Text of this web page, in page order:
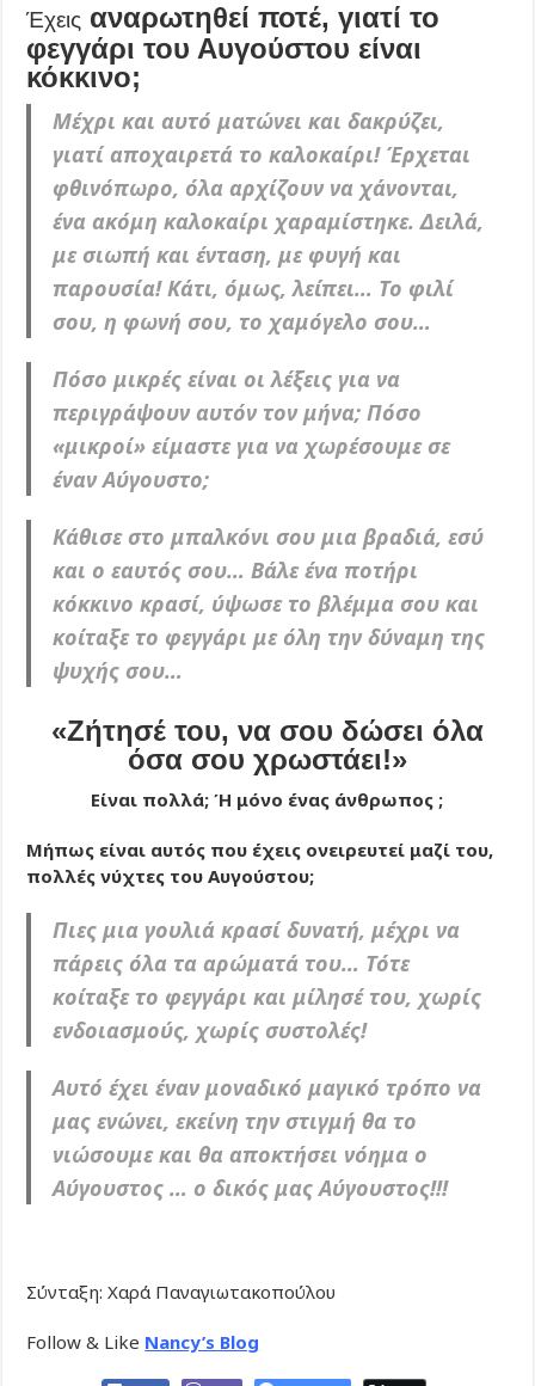
Έχεις αναρωτηθεί ποτέ, γιατί το
φεγγάρι του Αυγούστου είναι
κόκκινο;
Μέχρι και αυτό ματώνει και δακρύζει,
γιατί αποχαιρετά το καλοκαίρι! Έρχεται
φθινόπωρο, όλα αρχίζουν να χάνονται,
ένα ακόμη καλοκαίρι χαραμίστηκε. Δειλά,
με σιωπή και ένταση, με φυγή και
παρουσία! Κάτι, όμως, λείπει… Το φιλί
σου, η φωνή σου, το χαμόγελο σου…
Πόσο μικρές είναι οι λέξεις για να
περιγράψουν αυτόν τον μήνα; Πόσο
«μικροί» είμαστε για να χωρέσουμε σε
έναν Αύγουστο;
Κάθισε στο μπαλκόνι σου μια βραδιά, εσύ
και ο εαυτός σου… Βάλε ένα ποτήρι
κόκκινο κρασί, ύψωσε το βλέμμα σου και
κοίταξε το φεγγάρι με όλη την δύναμη της
ψυχής σου…
«Ζήτησέ του, να σου δώσει όλα
όσα σου χρωστάει!»
Είναι πολλά; Ή μόνο ένας άνθρωπος ;
Μήπως είναι αυτός που έχεις ονειρευτεί μαζί του,
πολλές νύχτες του Αυγούστου;
Πιες μια γουλιά κρασί δυνατή, μέχρι να
πάρεις όλα τα αρώματά του… Τότε
κοίταξε το φεγγάρι και μίλησέ του, χωρίς
ενδοιασμούς, χωρίς συστολές!
Αυτό έχει έναν μοναδικό μαγικό τρόπο να
μας ενώνει, εκείνη την στιγμή θα το
νιώσουμε και θα αποκτήσει νόημα ο
Αύγουστος … ο δικός μας Αύγουστος!!!
Σύνταξη: Χαρά Παναγιωτακοπούλου
Follow & Like Nancy’s Blog